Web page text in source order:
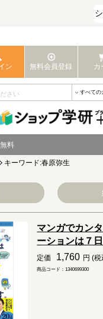
ン 無料会員登録 カ
料
キーワード:春原弥生
マンガでカン
ーションは７
定価 1,760 円 (
商品コード：1340699300